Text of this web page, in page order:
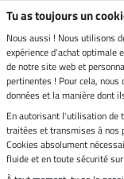
Boutique
neutre
Livraison par
Paiement sécurisé
Tu as toujours un
Nous aussi ! Nous utilisons
expérience d'achat optimale
de notre site web et
pertinentes ! Pour cela,
données et la manière dont
En autorisant l'utilisation de
traitées et transmises à nos
Cookies absolument
fluide et en toute sécurité